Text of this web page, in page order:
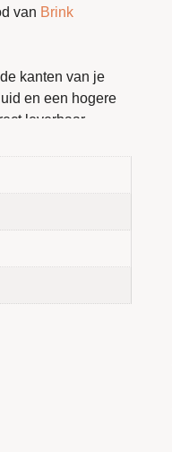
van Brink
kanten van je
en een hogere
leverbaar.